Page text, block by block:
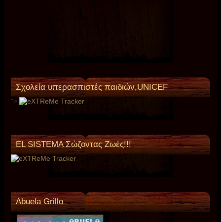
Σχολεία υπερασπιστές παιδιών,UNICEF
">
EL SISTEMA Σώζοντας Ζωές!!!
Abuela Grillo